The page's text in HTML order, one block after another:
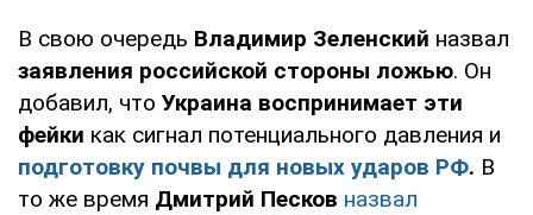
В свою очередь Владимир Зеленский назвал
заявления российской стороны ложью. Он
добавил, что Украина воспринимает эти
фейки как сигнал потенциального давления и
подготовку почвы для новых ударов РФ. В
то же время Дмитрий Песков назвал